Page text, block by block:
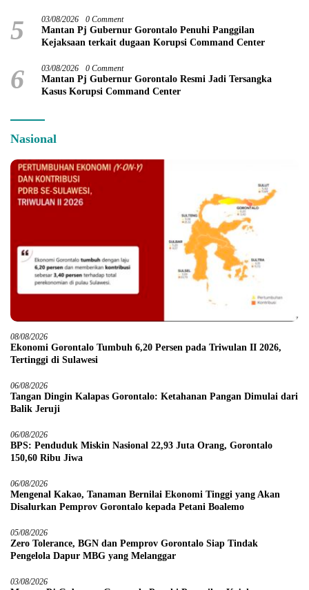
5 03/08/2026 0 Comment
Mantan Pj Gubernur Gorontalo Penuhi Panggilan
Kejaksaan terkait dugaan Korupsi Command Center
6 03/08/2026 0 Comment
Mantan Pj Gubernur Gorontalo Resmi Jadi Tersangka
Kasus Korupsi Command Center
Nasional
08/08/2026
Ekonomi Gorontalo Tumbuh 6,20 Persen pada Triwulan II 2026,
Tertinggi di Sulawesi
06/08/2026
Tangan Dingin Kalapas Gorontalo: Ketahanan Pangan Dimulai dari
Balik Jeruji
06/08/2026
BPS: Penduduk Miskin Nasional 22,93 Juta Orang, Gorontalo
150,60 Ribu Jiwa
06/08/2026
Mengenal Kakao, Tanaman Bernilai Ekonomi Tinggi yang Akan
Disalurkan Pemprov Gorontalo kepada Petani Boalemo
05/08/2026
Zero Tolerance, BGN dan Pemprov Gorontalo Siap Tindak
Pengelola Dapur MBG yang Melanggar
03/08/2026